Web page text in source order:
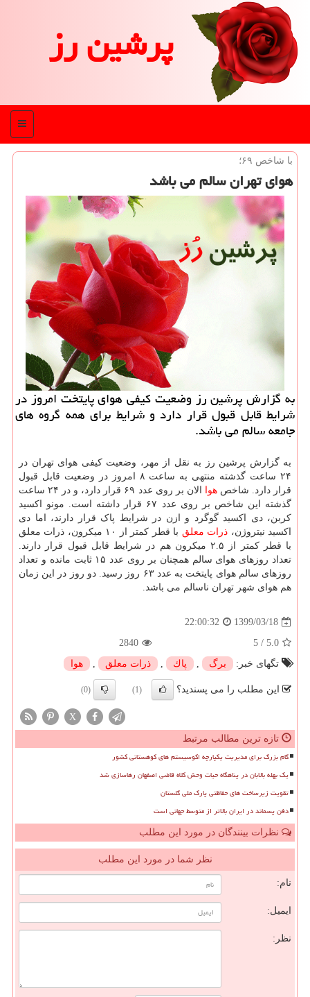
پرشین رز
منو
با شاخص ۶۹؛
هوای تهران سالم می باشد
به گزارش پرشین رز وضعیت كیفی هوای پایتخت امروز در
شرایط قابل قبول قرار دارد و شرایط برای همه گروه های
جامعه سالم می باشد.
به گزارش پرشین رز به نقل از مهر، وضعیت کیفی هوای تهران در
۲۴ ساعت گذشته منتهی به ساعت ۸ امروز در وضعیت قابل قبول
قرار دارد. شاخصهوا
الان بر روی عدد ۶۹ قرار دارد، و در ۲۴ ساعت
گذشته این شاخص بر روی عدد ۶۷ قرار داشته است. مونو اکسید
کربن، دی اکسید گوگرد و ازن در شرایط پاک قرار دارند، اما دی
اکسید نیتروژن، ذرات معلق
با قطر کمتر از ۱۰ میکرون، ذرات معلق
با قطر کمتر از ۲.۵ میکرون هم در شرایط قابل قبول قرار دارند.
تعداد روزهای هوای سالم همچنان بر روی عدد ۱۵ ثابت مانده و تعداد
روزهای سالم هوای پایتخت به عدد ۶۳ روز رسید. دو روز در این زمان
هم هوای شهر تهران ناسالم می باشد.
1399/03/18
22:00:32
5.0
/
5
2840
تگهای خبر:
برگ , پاك , ذرات معلق , هوا
این مطلب را می پسندید؟ (1)
(0)
X
تازه ترین مطالب مرتبط
گام بزرگ برای مدیریت یکپارچه اکوسیستم های کوهستانی کشور
یک بهله بالابان در پناهگاه حیات وحش کلاه قاضی اصفهان رهاسازی شد
تقویت زیرساخت های حفاظتی پارک ملی گلستان
دفن پسماند در ایران بالاتر از متوسط جهانی است
نظرات بینندگان در مورد این مطلب
نظر شما در مورد این مطلب
نام:
ایمیل:
نظر: